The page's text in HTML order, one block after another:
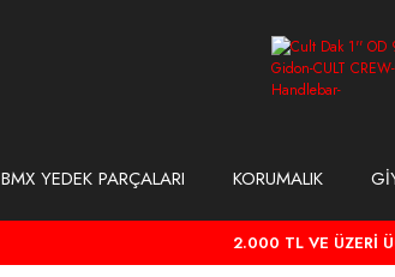
BMX YEDEK PARÇALARI KORUMALIK
2.000 TL VE ÜZERİ